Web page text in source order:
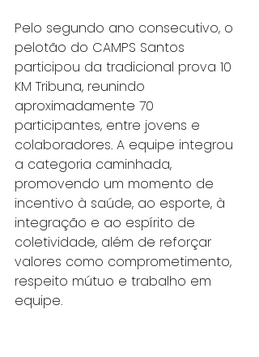
Pelo segundo ano consecutivo, o
pelotão do CAMPS Santos
participou da tradicional prova 10
KM Tribuna, reunindo
aproximadamente 70
participantes, entre jovens e
colaboradores. A equipe integrou
a categoria caminhada,
promovendo um momento de
incentivo à saúde, ao esporte, à
integração e ao espírito de
coletividade, além de reforçar
valores como comprometimento,
respeito mútuo e trabalho em
equipe.